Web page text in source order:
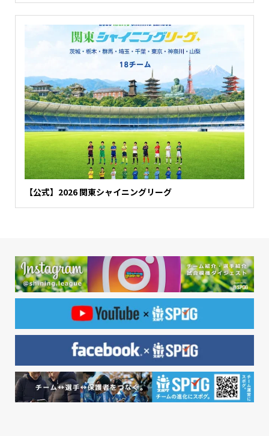
【公式】2026 関東シャイニングリーグ